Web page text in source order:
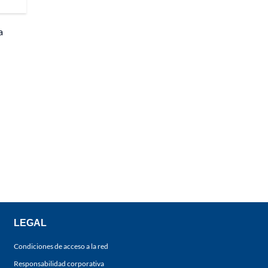
LEGAL
Condiciones de acceso a la red
Responsabilidad corporativa